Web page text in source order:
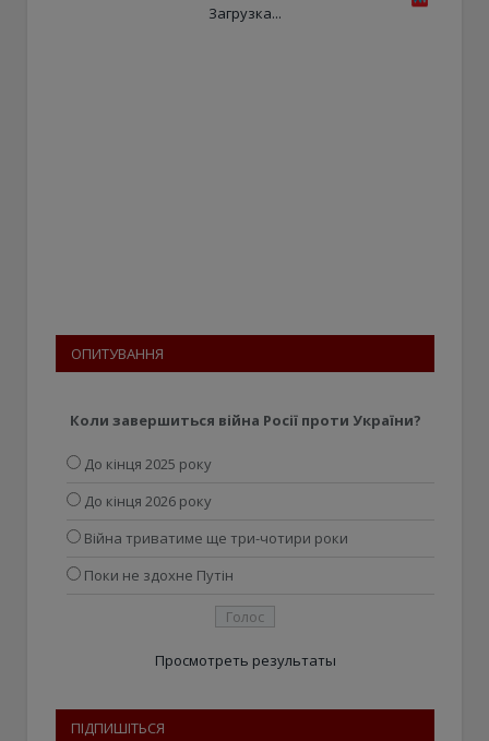
Загрузка...
ОПИТУВАННЯ
Коли завершиться війна Росії проти України?
До кінця 2025 року
До кінця 2026 року
Війна триватиме ще три-чотири роки
Поки не здохне Путін
Просмотреть результаты
ПІДПИШІТЬСЯ